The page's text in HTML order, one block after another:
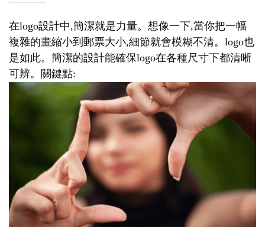
在logo設計中,簡潔就是力量。想像一下,當你把一幅
複雜的畫縮小到郵票大小,細節就會模糊不清。logo也
是如此。簡潔的設計能確保logo在各種尺寸下都清晰
可辨。關鍵點: